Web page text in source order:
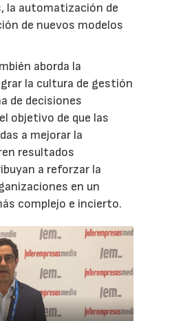
la automatización de
de nuevos modelos
aborda la
la cultura de gestión
de decisiones
objetivo de que las
a mejorar la
resultados
a reforzar la
en un
complejo e incierto.